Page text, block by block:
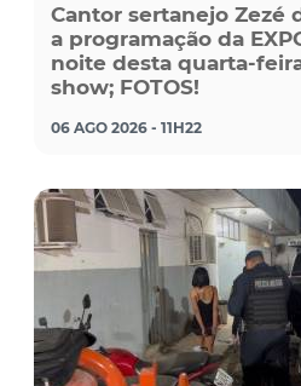
Cantor sertanejo Zezé
a programação da
noite desta quarta-
show; FOTOS!
06 AGO 2026 - 11H22